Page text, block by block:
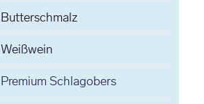
Butterschmalz
Weißwein
Premium Schlagobers